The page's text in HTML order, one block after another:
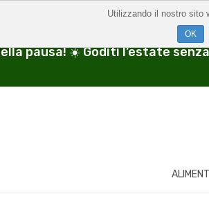
pausa! ☀️ Goditi l’estate
Utilizzando il nostro sito